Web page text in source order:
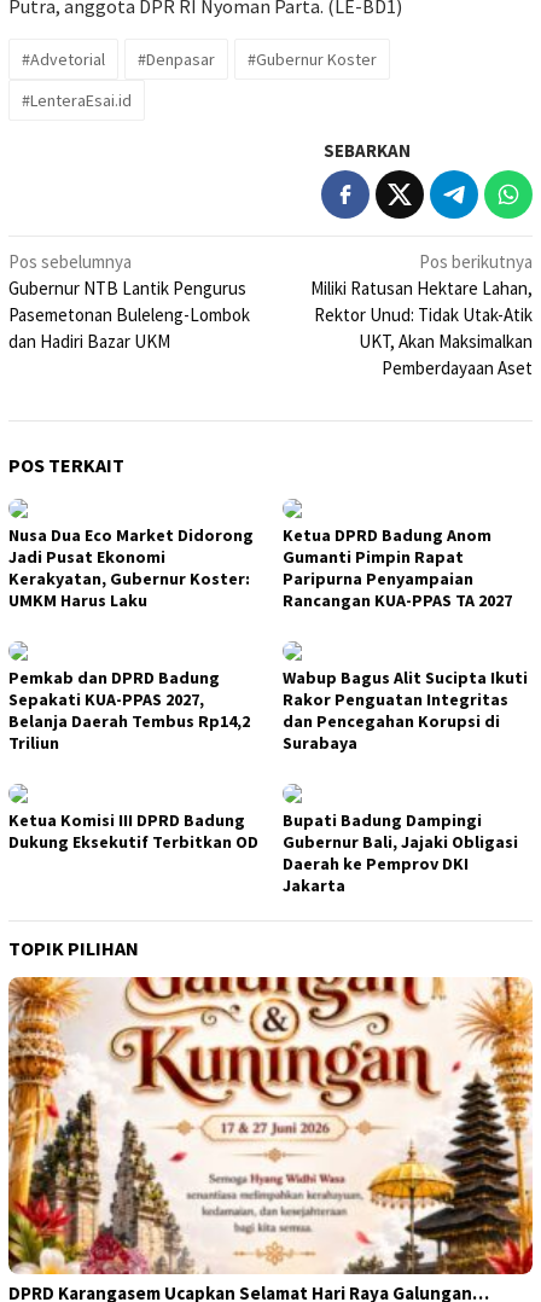
Putra, anggota DPR RI Nyoman Parta. (LE-BD1)
#Advetorial #Denpasar
#Gubernur Koster
#LenteraEsai.id
SEBARKAN
Navigasi
pos
Pos sebelumnya
Gubernur NTB Lantik Pengurus
Pasemetonan Buleleng-Lombok
dan Hadiri Bazar UKM
Pos berikutnya
Miliki Ratusan Hektare Lahan,
Rektor Unud: Tidak Utak-Atik
UKT, Akan Maksimalkan
Pemberdayaan Aset
POS TERKAIT
Nusa Dua Eco Market Didorong
Jadi Pusat Ekonomi
Kerakyatan, Gubernur Koster:
UMKM Harus Laku
Ketua DPRD Badung Anom
Gumanti Pimpin Rapat
Paripurna Penyampaian
Rancangan KUA-PPAS TA 2027
Pemkab dan DPRD Badung
Sepakati KUA-PPAS 2027,
Belanja Daerah Tembus Rp14,2
Triliun
Wabup Bagus Alit Sucipta Ikuti
Rakor Penguatan Integritas
dan Pencegahan Korupsi di
Surabaya
Ketua Komisi III DPRD Badung
Dukung Eksekutif Terbitkan OD
Bupati Badung Dampingi
Gubernur Bali, Jajaki Obligasi
Daerah ke Pemprov DKI
Jakarta
TOPIK PILIHAN
DPRD Karangasem Ucapkan Selamat Hari Raya Galungan…